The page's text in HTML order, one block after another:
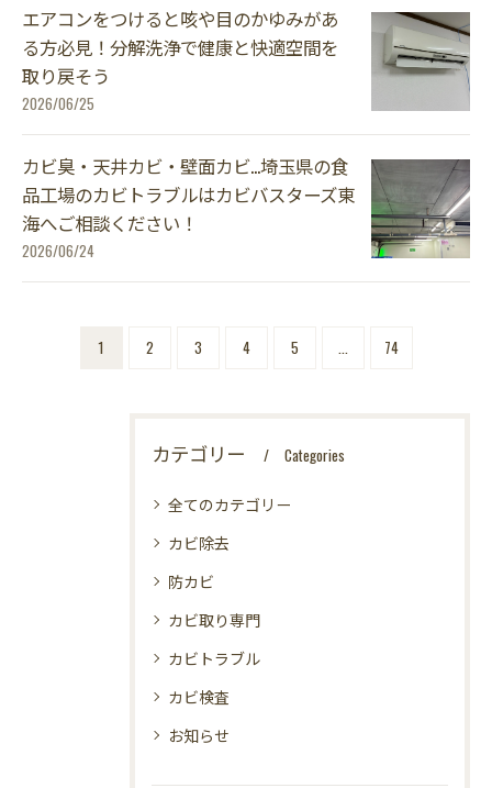
エアコンをつけると咳や目のかゆみがあ
る方必見！分解洗浄で健康と快適空間を
取り戻そう
2026/06/25
カビ臭・天井カビ・壁面カビ…埼玉県の食
品工場のカビトラブルはカビバスターズ東
海へご相談ください！
2026/06/24
1 2 3 4 5 ... 74
カテゴリー Categories
全てのカテゴリー
カビ除去
防カビ
カビ取り専門
カビトラブル
カビ検査
お知らせ